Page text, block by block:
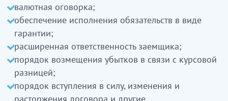
валютная оговорка;
обеспечение исполнения обязательств в виде
гарантии;
расширенная ответственность заемщика;
порядок возмещения убытков в связи с курсовой
разницей;
порядок вступления в силу, изменения и